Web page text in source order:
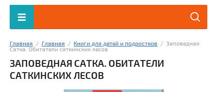
Главная
  /
Главная
  /
Книги для детей и подростков
  /  Заповедная
Сатка. Обитатели саткинских лесов
ЗАПОВЕДНАЯ САТКА. ОБИТАТЕЛИ
САТКИНСКИХ ЛЕСОВ